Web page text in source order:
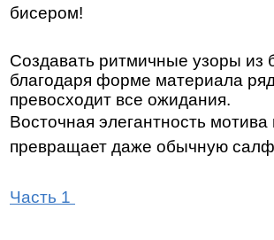
бисером!
Создавать ритмичные узоры из
благодаря форме материала
превосходит все ожидания.
Восточная элегантность
превращает даже обычную
Часть 1